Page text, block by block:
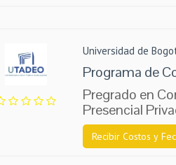
Universidad de
Programa de
Pregrado en
Presencial
Recibir Costos y